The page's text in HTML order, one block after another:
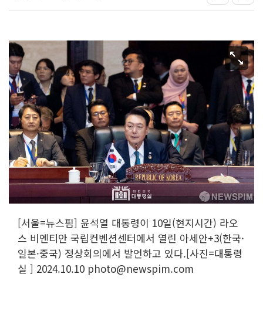
[서울=뉴스핌] 윤석열 대통령이 10일(현지시간) 라오
스 비엔티안 국립컨벤션센터에서 열린 아세안+3(한국·
일본·중국) 정상회의에서 발언하고 있다.[사진=대통령
실 ] 2024.10.10 photo@newspim.com